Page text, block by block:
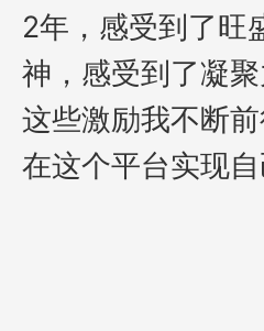
2年，感受到了旺
神，感受到了凝
这些激励我不断
在这个平台实现